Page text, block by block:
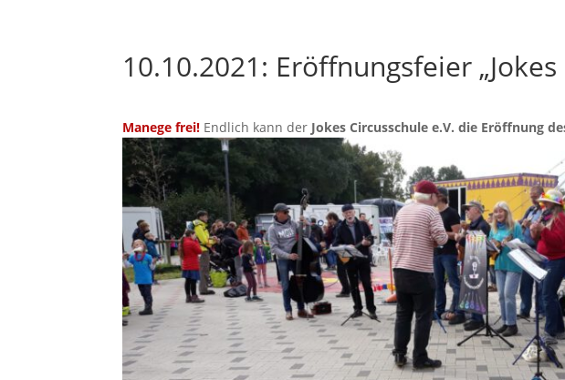
10.10.2021: Eröffnungsfeier „Jokes
Manege frei! Endlich kann der Jokes Circusschule e.V. die Eröffnung